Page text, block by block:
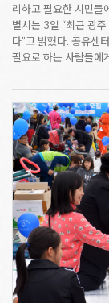
리하고 필요한 시민들
별시는 3일 “최근 광
다”고 밝혔다. 공유센
필요로 하는 사람들에